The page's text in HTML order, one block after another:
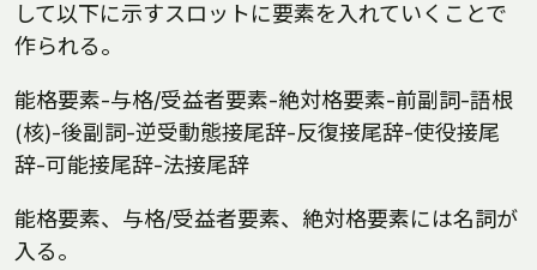
して以下に示すスロットに要素を入れていくことで
作られる。
能格要素-与格/受益者要素-絶対格要素-前副詞-語根
(核)-後副詞-逆受動態接尾辞-反復接尾辞-使役接尾
辞-可能接尾辞-法接尾辞
能格要素、与格/受益者要素、絶対格要素には名詞が
入る。